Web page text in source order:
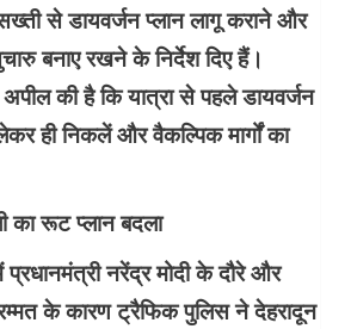
सख्ती से डायवर्जन प्लान लागू कराने और
बनाए रखने के निर्देश दिए हैं।
की है कि यात्रा से पहले डायवर्जन
ही निकलें और वैकल्पिक मार्गों का
का रूट प्लान बदला
नरेंद्र मोदी के दौरे और
के कारण ट्रैफिक पुलिस ने देहरादून